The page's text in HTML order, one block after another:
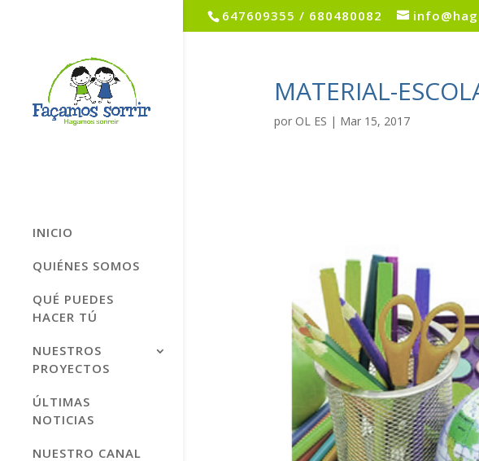
647609355 / 680480082
INICIO
QUIÉNES SOMOS
QUÉ PUEDES
HACER TÚ
NUESTROS
PROYECTOS
ÚLTIMAS
NOTICIAS
NUESTRO CANAL
MATERIAL-
por OL ES | Mar 15, 2017